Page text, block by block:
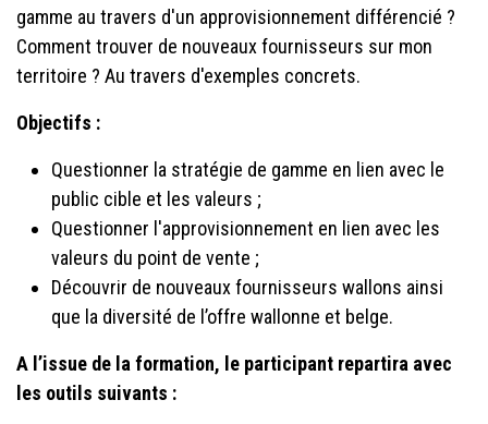
gamme au travers d'un approvisionnement différencié ?
Comment trouver de nouveaux fournisseurs sur mon
territoire ? Au travers d'exemples concrets.
Objectifs :
Questionner la stratégie de gamme en lien avec le
public cible et les valeurs ;
Questionner l'approvisionnement en lien avec les
valeurs du point de vente ;
Découvrir de nouveaux fournisseurs wallons ainsi
que la diversité de l’offre wallonne et belge.
A l’issue de la formation, le participant repartira avec
les outils suivants :